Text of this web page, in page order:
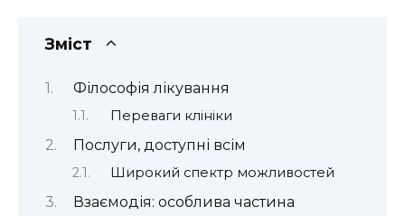
Зміст
Філософія лікування
Переваги клініки
Послуги, доступні всім
Широкий спектр можливостей
Взаємодія: особлива частина